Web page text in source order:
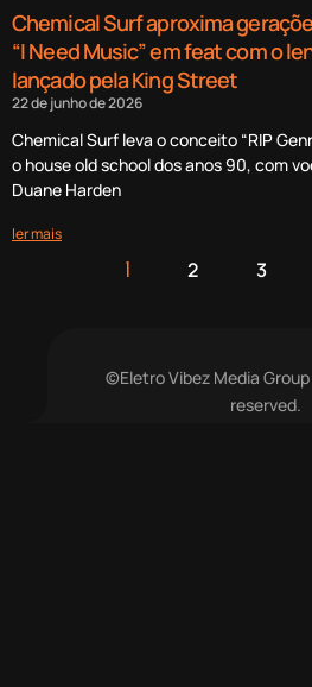
Chemical Surf aproxima
“I Need Music” em feat com o
lançado pela King Street
22 de junho de 2026
Chemical Surf leva o conceito “RIP
o house old school dos anos 90, com
Duane Harden
ler mais
1 2 3
©Eletro Vibez Media
reserved.